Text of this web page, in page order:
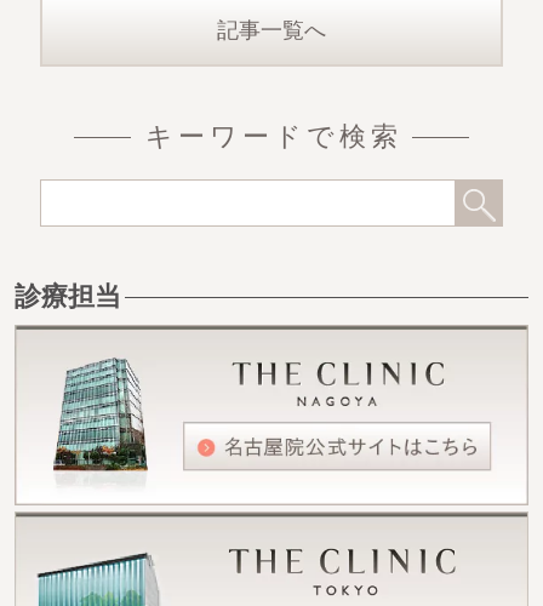
記事一覧へ
キーワードで検索
診療担当